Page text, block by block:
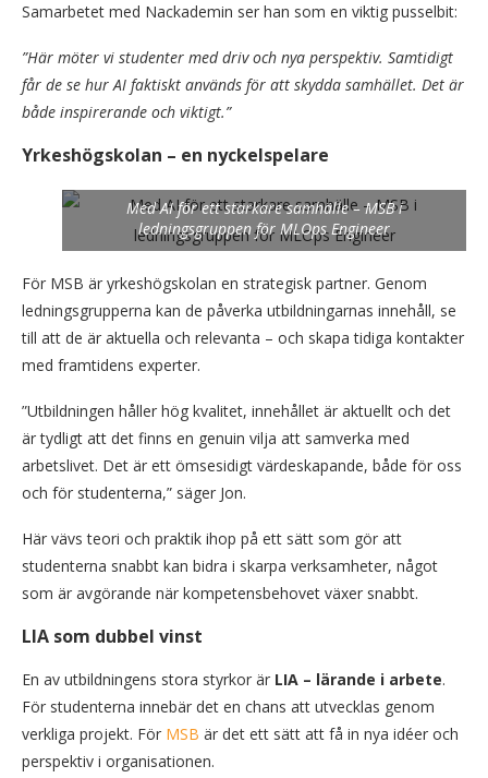
Samarbetet med Nackademin ser han som en viktig pusselbit:
”Här möter vi studenter med driv och nya perspektiv. Samtidigt
får de se hur AI faktiskt används för att skydda samhället. Det är
både inspirerande och viktigt.”
Yrkeshögskolan – en nyckelspelare
Med AI för ett starkare samhälle – MSB i
ledningsgruppen för MLOps Engineer
För MSB är yrkeshögskolan en strategisk partner. Genom
ledningsgrupperna kan de påverka utbildningarnas innehåll, se
till att de är aktuella och relevanta – och skapa tidiga kontakter
med framtidens experter.
”Utbildningen håller hög kvalitet, innehållet är aktuellt och det
är tydligt att det finns en genuin vilja att samverka med
arbetslivet. Det är ett ömsesidigt värdeskapande, både för oss
och för studenterna,” säger Jon.
Här vävs teori och praktik ihop på ett sätt som gör att
studenterna snabbt kan bidra i skarpa verksamheter, något
som är avgörande när kompetensbehovet växer snabbt.
LIA som dubbel vinst
En av utbildningens stora styrkor är LIA – lärande i arbete.
För studenterna innebär det en chans att utvecklas genom
verkliga projekt. För MSB är det ett sätt att få in nya idéer och
perspektiv i organisationen.